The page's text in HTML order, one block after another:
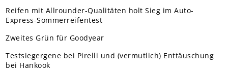
Reifen mit Allrounder-Qualitäten holt Sieg im Auto-
Express-Sommerreifentest
Zweites Grün für Goodyear
Testsiegergene bei Pirelli und (vermutlich) Enttäuschung
bei Hankook